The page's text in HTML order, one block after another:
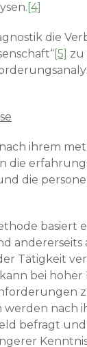
[4]
die
[5] zu
ihrem
die
die
basiert
andererseits
Tätigkeit
bei
werden nach
befragt und